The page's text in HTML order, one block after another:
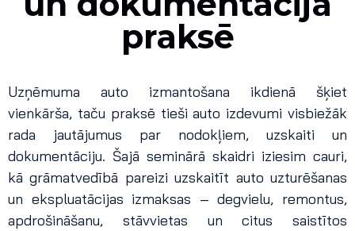
praksē
Uzņēmuma auto izmantošana ikdienā šķiet
vienkārša, taču praksē tieši auto izdevumi visbiežāk
rada jautājumus par nodokļiem, uzskaiti un
dokumentāciju. Šajā seminārā skaidri iziesim cauri,
kā grāmatvedībā pareizi uzskaitīt auto uzturēšanas
un ekspluatācijas izmaksas – degvielu, remontus,
apdrošināšanu, stāvvietas un citus saistītos